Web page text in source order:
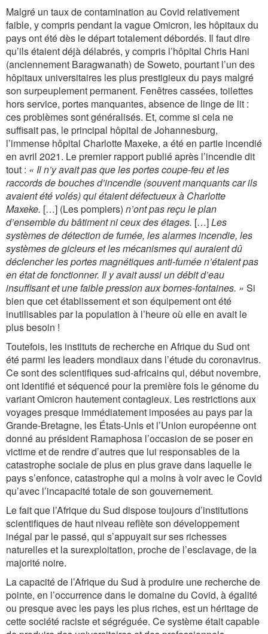
Malgré un taux de contamination au Covid relativement
faible, y compris pendant la vague Omicron, les hôpitaux du
pays ont été dès le départ totalement débordés. Il faut dire
qu’ils étaient déjà délabrés, y compris l’hôpital Chris Hani
(anciennement Baragwanath) de Soweto, pourtant l’un des
hôpitaux universitaires les plus prestigieux du pays malgré
son surpeuplement permanent. Fenêtres cassées, toilettes
hors service, portes manquantes, absence de linge de lit :
ces problèmes sont généralisés. Et, comme si cela ne
suffisait pas, le principal hôpital de Johannesburg,
l’immense hôpital Charlotte Maxeke, a été en partie incendié
en avril 2021. Le premier rapport publié après l’incendie dit
tout : « Il n’y avait pas que les portes coupe-feu et les
raccords de bouches d’incendie (souvent manquants car ils
avaient été volés) qui étaient défectueux à Charlotte
Maxeke. […] (Les pompiers) n’ont pas reçu le plan
d’ensemble du bâtiment ni ceux des étages. […]Les
systèmes de détection de fumée, les alarmes incendie, les
systèmes de gicleurs et les mécanismes qui auraient dû
déclencher les portes magnétiques anti-fumée n’étaient pas
en état de fonctionner. Il y avait aussi un débit d’eau
insuffisant et une faible pression aux bornes-fontaines. » Si
bien que cet établissement et son équipement ont été
inutilisables par la population à l’heure où elle en avait le
plus besoin !
Toutefois, les instituts de recherche en Afrique du Sud ont
été parmi les leaders mondiaux dans l’étude du coronavirus.
Ce sont des scientifiques sud-africains qui, début novembre,
ont identifié et séquencé pour la première fois le génome du
variant Omicron hautement contagieux. Les restrictions aux
voyages presque immédiatement imposées au pays par la
Grande-Bretagne, les États-Unis et l’Union européenne ont
donné au président Ramaphosa l’occasion de se poser en
victime et de rendre d’autres que lui responsables de la
catastrophe sociale de plus en plus grave dans laquelle le
pays s’enfonce, catastrophe qui a moins à voir avec le Covid
qu’avec l’incapacité totale de son gouvernement.
Le fait que l’Afrique du Sud dispose toujours d’institutions
scientifiques de haut niveau reflète son développement
inégal par le passé, qui s’appuyait sur ses richesses
naturelles et la surexploitation, proche de l’esclavage, de la
majorité noire.
La capacité de l’Afrique du Sud à produire une recherche de
pointe, en l’occurrence dans le domaine du Covid, à égalité
ou presque avec les pays les plus riches, est un héritage de
cette société raciste et ségréguée. Ce système était capable